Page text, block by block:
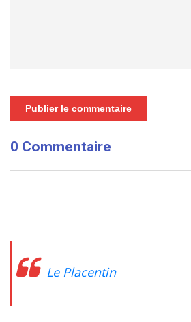
Publier le commentaire
0 Commentaire
Le Placentin